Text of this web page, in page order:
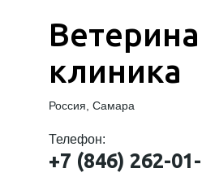
клиника
Россия, Самара
Телефон:
+7 (846) 262-